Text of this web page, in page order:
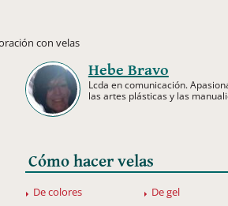
con velas
Hebe Bravo
Lcda en comunicación.
las artes plásticas y las
Cómo hacer velas
De colores De gel